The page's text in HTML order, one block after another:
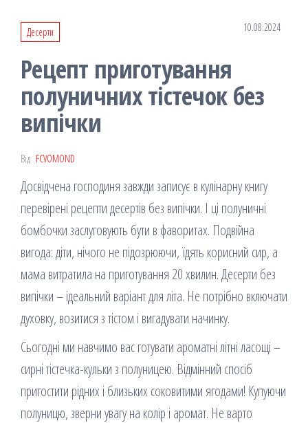
Десерти 10.08.2024
Рецепт приготування
полуничних тістечок без
випічки
Від FCVOMOND
Досвідчена господиня завжди записує в кулінарну книгу
перевірені рецепти десертів без випічки. І ці полуничні
бомбочки заслуговують бути в фаворитах. Подвійна
вигода: діти, нічого не підозрюючи, їдять корисний сир, а
мама витратила на приготування 20 хвилин. Десерти без
випічки – ідеальний варіант для літа. Не потрібно включати
духовку, возитися з тістом і вигадувати начинку.
Сьогодні ми навчимо вас готувати ароматні літні ласощі –
сирні тістечка-кульки з полуницею. Відмінний спосіб
пригостити рідних і близьких соковитими ягодами! Купуючи
полуницю, зверни увагу на колір і аромат. Не варто